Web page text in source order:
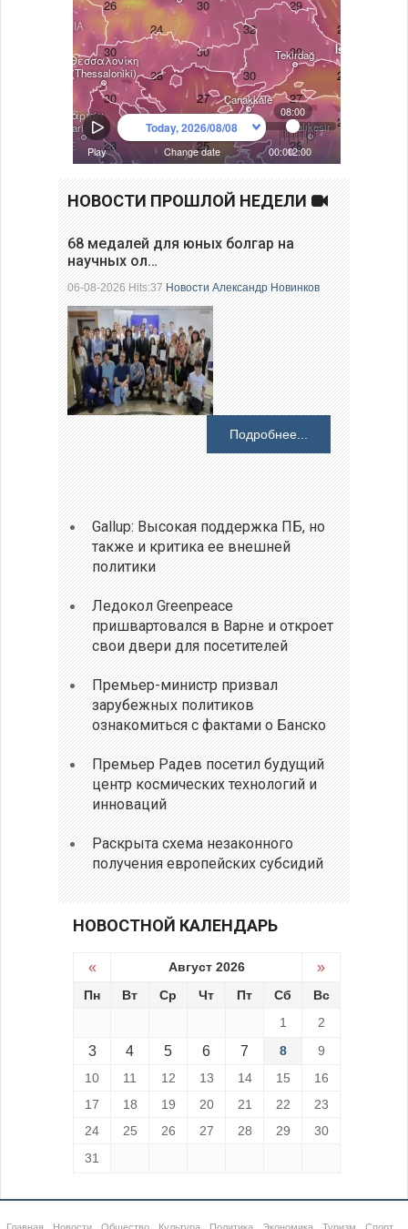
НОВОСТИ ПРОШЛОЙ НЕДЕЛИ
68 медалей для юных болгар на
научных ол…
06-08-2026 Hits:37Новости Александр Новинков
Подробнее...
Gallup: Высокая поддержка ПБ, но
также и критика ее внешней
политики
Ледокол Greenpeace
пришвартовался в Варне и откроет
свои двери для посетителей
Премьер-министр призвал
зарубежных политиков
ознакомиться с фактами о Банско
Премьер Радев посетил будущий
центр космических технологий и
инноваций
Раскрыта схема незаконного
получения европейских субсидий
НОВОСТНОЙ КАЛЕНДАРЬ
« Август 2026 »
Пн Вт Ср Чт Пт Сб
Вс
1
2
3 4 5 6 7 8
9
10
11 12 13 14 15
16
17
18 19 20 21 22
23
24
25 26 27 28 29
30
31